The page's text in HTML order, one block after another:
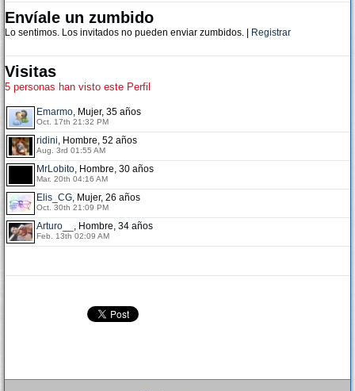
Envíale un zumbido
Lo sentimos. Los invitados no pueden enviar zumbidos. | Registrar
Visitas
5 personas han visto este Perfil
Emarmo, Mujer, 35 años
Oct. 17th 21:32 PM
ridini, Hombre, 52 años
Aug. 3rd 01:55 AM
MrLobito, Hombre, 30 años
Mar. 20th 04:16 AM
Elis_CG, Mujer, 26 años
Oct. 30th 21:09 PM
Arturo__ , Hombre, 34 años
Feb. 13th 02:09 AM